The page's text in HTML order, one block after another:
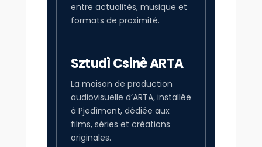
entre actualités, musique et
formats de proximité.
Sztudì Csinè ARTA
La maison de production
audiovisuelle d’ARTA, installée
à Pjedìmont, dédiée aux
films, séries et créations
originales.